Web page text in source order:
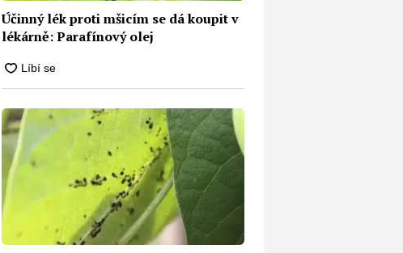
Účinný lék proti mšicím se dá koupit v
lékárně: Parafínový olej